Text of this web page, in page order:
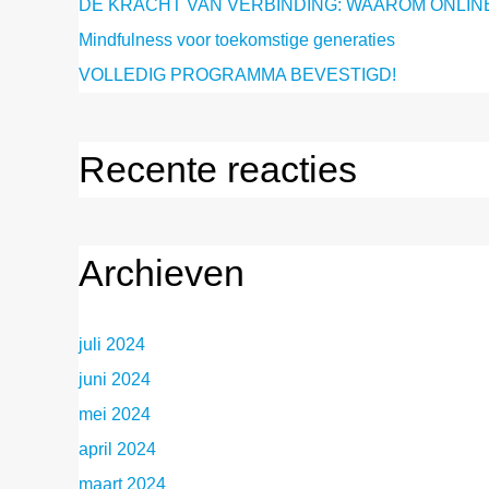
DE KRACHT VAN VERBINDING: WAAROM
Mindfulness voor toekomstige generaties
VOLLEDIG PROGRAMMA BEVESTIGD!
Recente reacties
Archieven
juli 2024
juni 2024
mei 2024
april 2024
maart 2024